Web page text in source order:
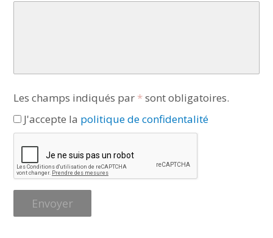
Les champs indiqués par *sont obligatoires.
J'accepte la politique de confidentalité
Envoyer